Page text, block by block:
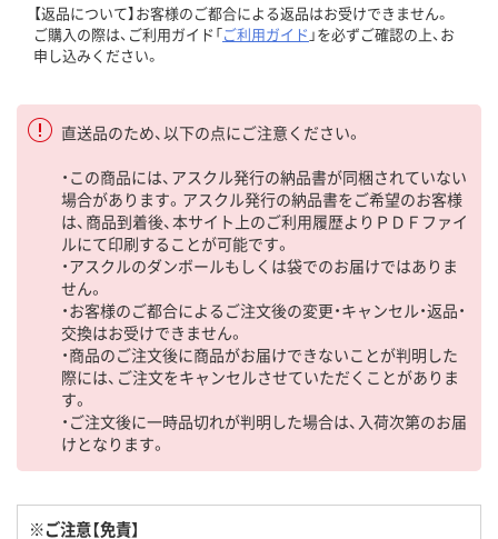
【返品について】お客様のご都合による返品はお受けできません。
ご購入の際は、ご利用ガイド「ご利用ガイド 」を必ずご確認の上、お
申し込みください。
直送品のため、以下の点にご注意ください。
・この商品には、アスクル発行の納品書が同梱されていない
場合があります。アスクル発行の納品書をご希望のお客様
は、商品到着後、本サイト上のご利用履歴よりＰＤＦファイ
ルにて印刷することが可能です。
・アスクルのダンボールもしくは袋でのお届けではありま
せん。
・お客様のご都合によるご注文後の変更・キャンセル・返品・
交換はお受けできません。
・商品のご注文後に商品がお届けできないことが判明した
際には、ご注文をキャンセルさせていただくことがありま
す。
・ご注文後に一時品切れが判明した場合は、入荷次第のお届
けとなります。
※ご注意【免責】